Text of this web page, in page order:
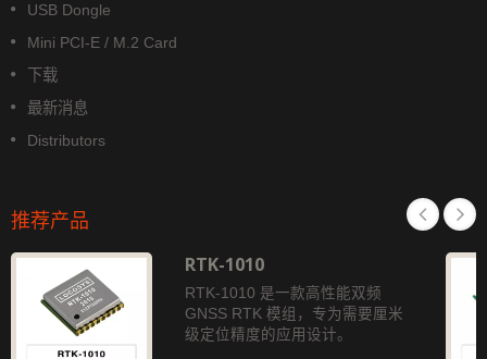
USB Dongle
Mini PCI-E / M.2 Card
下载
最新消息
Distributors
推荐产品
RTK-1010
RTK-1010 是一款高性能双频
GNSS RTK 模组，专为需要厘米
级定位精度的应用设计。